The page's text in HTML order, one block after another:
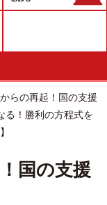
らの再起！国の支援
る！勝利の方程式を
国の支援